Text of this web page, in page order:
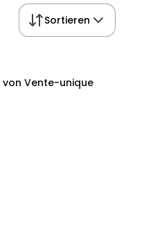
Sortieren
Vente-unique